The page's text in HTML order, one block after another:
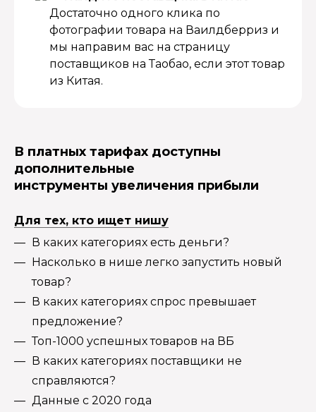
Достаточно одного клика по
фотографии товара на Ваилдберриз и
мы направим вас на страницу
поставщиков на Таобао, если этот товар
из Китая.
В платных тарифах доступны
дополнительные
инструменты увеличения прибыли
Для тех, кто ищет нишу
В каких категориях есть деньги?
Насколько в нише легко запустить новый
товар?
В каких категориях спрос превышает
предложение?
Топ-1000 успешных товаров на ВБ
В каких категориях поставщики не
справляются?
Данные с 2020 года